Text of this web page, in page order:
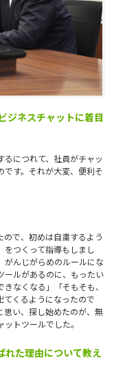
ジネスチャットに着目
につれて、社員がチャッ
です。それが大変、便利そ
で、初めは自粛するよう
つくって指導もしまし
がんじがらめのルールにな
ールがあるのに、もったい
なくなる」「そもそも、
てくるようになったので
思い、探し始めたのが、無
トツールでした。
れた理由について教え